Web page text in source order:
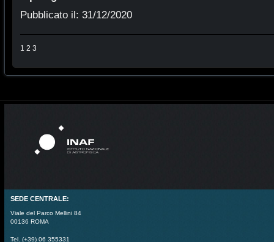
Pubblicato il: 31/12/2020
1 2 3
SEDE CENTRALE:
Viale del Parco Mellini 84
00136 ROMA
Tel. (+39) 06 355331